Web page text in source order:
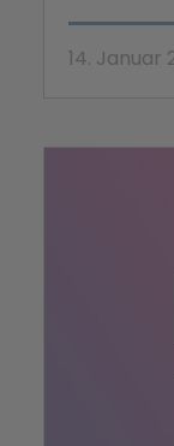
14. Januar